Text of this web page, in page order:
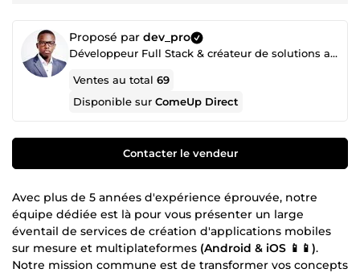
Proposé par dev_pro
Développeur Full Stack & créateur de solutions avec l'IA
Ventes au total69
Disponible surComeUp Direct
Contacter le vendeur
Avec plus de 5 années d'expérience éprouvée, notre
équipe dédiée est là pour vous présenter un large
éventail de services de création d'applications mobiles
sur mesure et multiplateformes (Android & iOS 📱📱).
Notre mission commune est de transformer vos concepts